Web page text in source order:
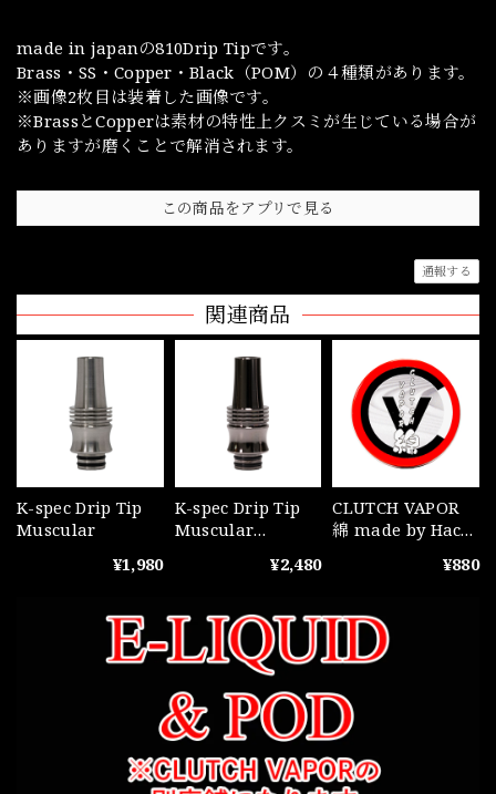
made in japanの810Drip Tipです。
Brass・SS・Copper・Black（POM）の４種類があります。
※画像2枚目は装着した画像です。
※BrassとCopperは素材の特性上クスミが生じている場合が
ありますが磨くことで解消されます。
この商品をアプリで見る
通報する
関連商品
K-spec Drip Tip
Muscular
¥1,980
K-spec Drip Tip
Muscular
¥2,480
CLUTCH VAPOR
綿 made by Hack
¥880